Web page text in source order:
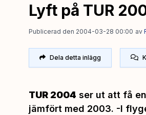
Lyft på TUR
Publicerad den 2004-03-28 00:00 av
Dela detta inlägg
TUR 2004 ser ut att få
jämfört med 2003. -I